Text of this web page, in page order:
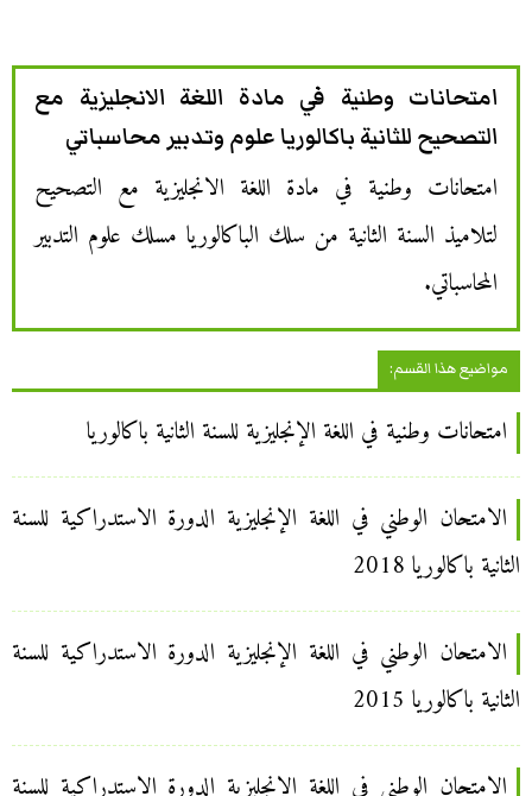
امتحانات وطنية في مادة اللغة الانجليزية مع
التصحيح للثانية باكالوريا علوم وتدبير محاسباتي
امتحانات وطنية في مادة اللغة الانجليزية مع التصحيح
لتلاميذ السنة الثانية من سلك الباكالوريا مسلك علوم التدبير
المحاسباتي.
مواضيع هذا القسم:
امتحانات وطنية في اللغة الإنجليزية للسنة الثانية باكالوريا
الامتحان الوطني في اللغة الإنجليزية الدورة الاستدراكية للسنة
الثانية باكالوريا 2018
الامتحان الوطني في اللغة الإنجليزية الدورة الاستدراكية للسنة
الثانية باكالوريا 2015